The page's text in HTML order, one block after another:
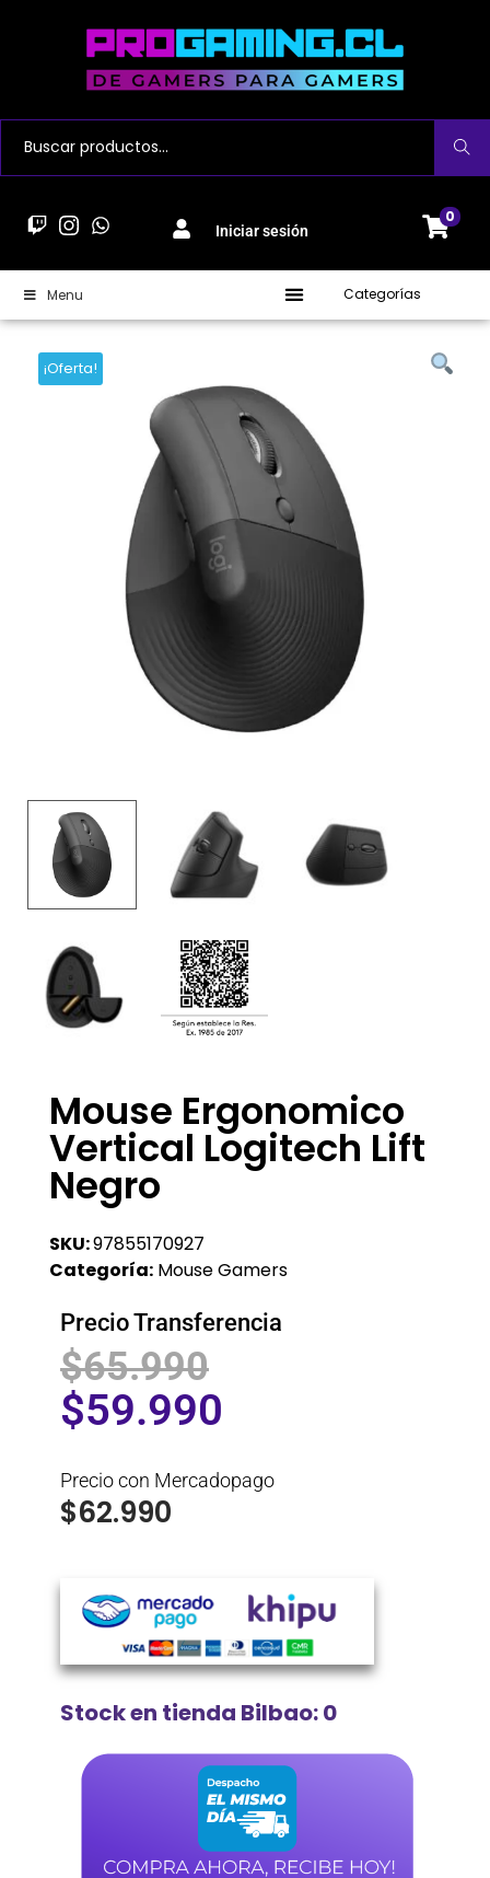
Buscar
Iniciar sesión
0
Menu Categorías
¡Oferta!
Mouse Ergonomico
Vertical Logitech Lift
Negro
SKU:97855170927
Categoría: Mouse Gamers
Precio Transferencia
$65.990
$59.990
Precio con Mercadopago
$62.990
Stock en tienda Bilbao: 0